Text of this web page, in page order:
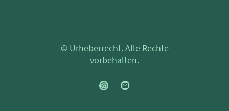
© Urheberrecht. Alle Rechte
vorbehalten.